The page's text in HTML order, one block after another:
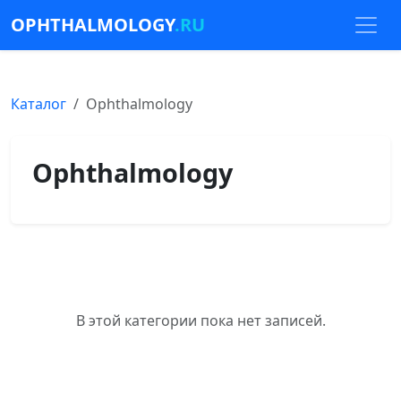
OPHTHALMOLOGY.RU
Каталог Ophthalmology
Ophthalmology
В этой категории пока нет записей.